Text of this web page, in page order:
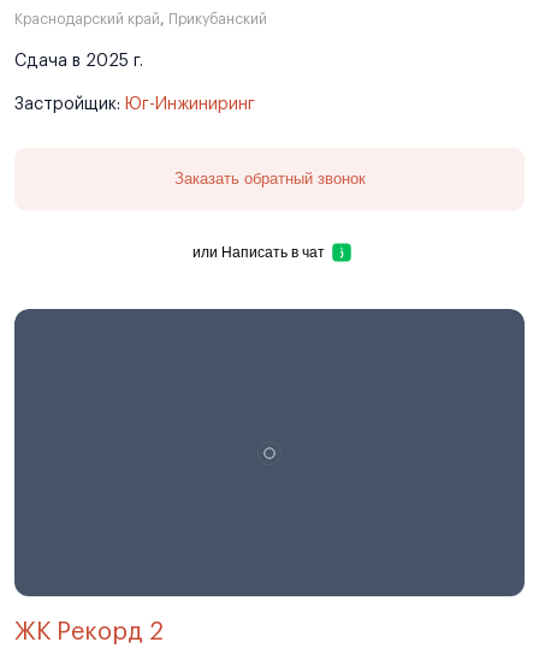
Краснодарский край, Прикубанский
Сдача в 2025 г.
Застройщик: Юг-Инжиниринг
Заказать обратный звонок
или Написать в чат
ЖК Рекорд 2